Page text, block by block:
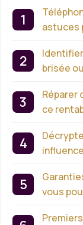
astuces
brisée
Réparer
ce
vous